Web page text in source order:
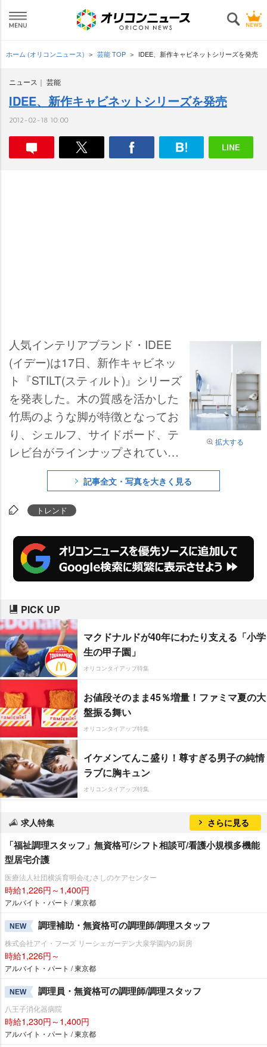
ホーム (オリコンニュース) 芸能 TOP IDEE、新作キャビネットシリーズを発売
ニュース 芸能
IDEE、新作キャビネットシリーズを発売
2012-02-18 10:00
拡大する
人気インテリアブランド・IDEE
(イデー)は17日、新作キャビネッ
ト『STILT(スティルト)』シリーズ
を発表した。木の質感を活かした
竹馬のような脚が特徴となってお
り、シェルフ、サイドボード、テ
レビ台がラインナップされてい
記事全文・写真を大きく見る
トレンド
PICK UP
マクドナルドが40年にわたり支える「小学
生の甲子園」
オリコンタイアップ特集
お値段そのまま45％増量！ファミマ夏の大
盤振る舞い
オリコンタイアップ特集
イケメンてんこ盛り！尊すぎる男子の純情
ラブに胸キュン
オリコンタイアップ特集
求人特集 さらに見る
「福祉調理スタッフ」無資格可/シフト相談可/看護小規模多機能
型居宅介護
医療法人社団横浜育明会/むさしのケアセンター
時給1,226円～1,400円
アルバイト・パート / 東京都
NEW 調理補助・無資格可の調理師/調理スタッフ
株式会社アイ・フーズ リーシェガーデン大泉学園内の厨房
時給1,226円～
アルバイト・パート / 東京都
NEW 調理員・無資格可の調理師/調理スタッフ
八王子消化器病院
時給1,230円～1,400円
アルバイト・パート / 東京都